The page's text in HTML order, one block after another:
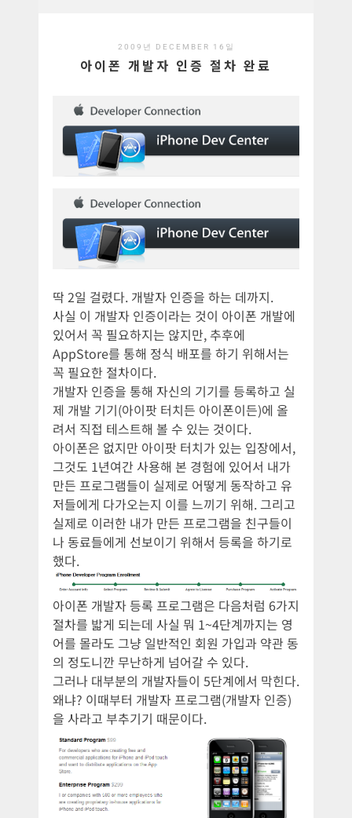
2009년 DECEMBER 16일
아이폰 개발자 인증 절차 완료
딱 2일 걸렸다. 개발자 인증을 하는 데까지.
사실 이 개발자 인증이라는 것이 아이폰 개발에
있어서 꼭 필요하지는 않지만, 추후에
AppStore를 통해 정식 배포를 하기 위해서는
꼭 필요한 절차이다.
개발자 인증을 통해 자신의 기기를 등록하고 실
제 개발 기기(아이팟 터치든 아이폰이든)에 올
려서 직접 테스트해 볼 수 있는 것이다.
아이폰은 없지만 아이팟 터치가 있는 입장에서,
그것도 1년여간 사용해 본 경험에 있어서 내가
만든 프로그램들이 실제로 어떻게 동작하고 유
저들에게 다가오는지 이를 느끼기 위해. 그리고
실제로 이러한 내가 만든 프로그램을 친구들이
나 동료들에게 선보이기 위해서 등록을 하기로
했다.
아이폰 개발자 등록 프로그램은 다음처럼 6가지
절차를 밟게 되는데 사실 뭐 1~4단계까지는 영
어를 몰라도 그냥 일반적인 회원 가입과 약관 동
의 정도니깐 무난하게 넘어갈 수 있다.
그러나 대부분의 개발자들이 5단계에서 막힌다.
왜냐? 이때부터 개발자 프로그램(개발자 인증)
을 사라고 부추기기 때문이다.